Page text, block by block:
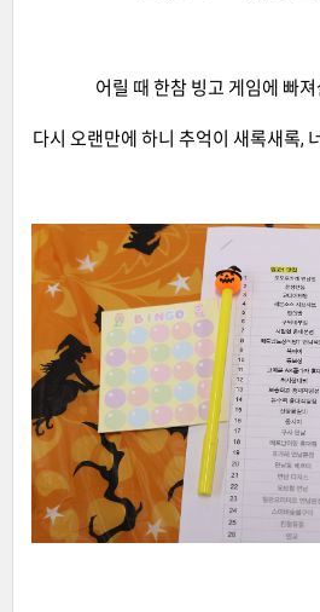
어릴 때 한참 빙고 게임에 빠
다시 오랜만에 하니 추억이 새록새록,